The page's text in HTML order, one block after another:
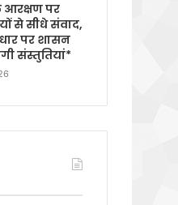
आरक्षण पर
से सीधे संवाद,
पर शासन
संस्तुतियां*